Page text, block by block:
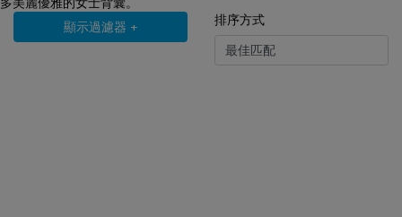
顯示過濾器 +